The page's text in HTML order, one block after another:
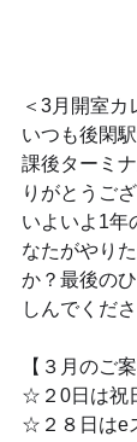
＜3月開室カ
いつも後閑
課後ターミ
りがとうござ
いよいよ1年
なたがやり
か？最後の
しんでくださ
【３月のご案
☆２0日は祝
☆２８日はe